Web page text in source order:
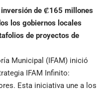
de ₡165 millones
los gobiernos locales
de proyectos de
Municipal (IFAM) inició
IFAM Infinito:
Esta iniciativa une a los